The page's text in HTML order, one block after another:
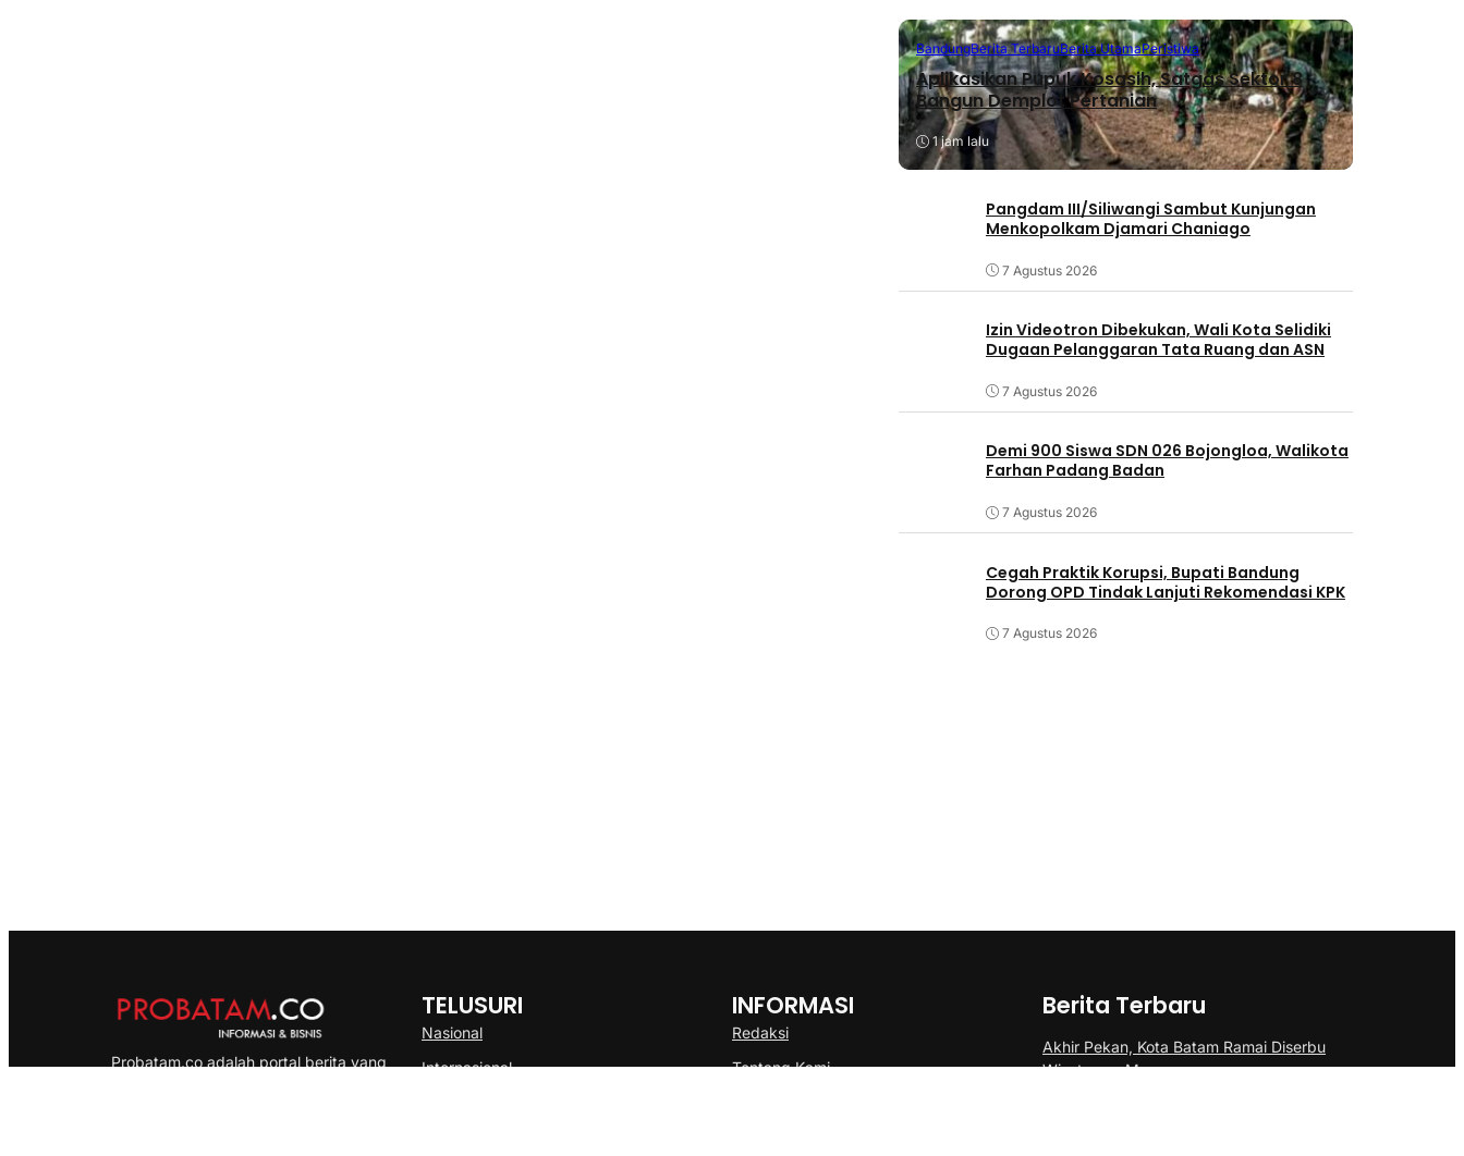
BandungBerita TerbaruBerita UtamaPeristiwa
Aplikasikan Pupuk Kosasih, Satgas Sektor 8
Bangun Demplot Pertanian
1 jam lalu
Pangdam III/Siliwangi Sambut Kunjungan
Menkopolkam Djamari Chaniago
7 Agustus 2026
Izin Videotron Dibekukan, Wali Kota Selidiki
Dugaan Pelanggaran Tata Ruang dan ASN
7 Agustus 2026
Demi 900 Siswa SDN 026 Bojongloa, Walikota
Farhan Padang Badan
7 Agustus 2026
Cegah Praktik Korupsi, Bupati Bandung
Dorong OPD Tindak Lanjuti Rekomendasi KPK
7 Agustus 2026
Probatam.co adalah portal berita yang
TELUSURI
Nasional
Internasional
INFORMASI
Redaksi
Tentang Kami
Berita Terbaru
Akhir Pekan, Kota Batam Ramai Diserbu
Wisatawan Mancanegara